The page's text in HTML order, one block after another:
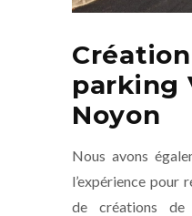
parking
Noyon
Nous avons
l’expérience pour
de créations de